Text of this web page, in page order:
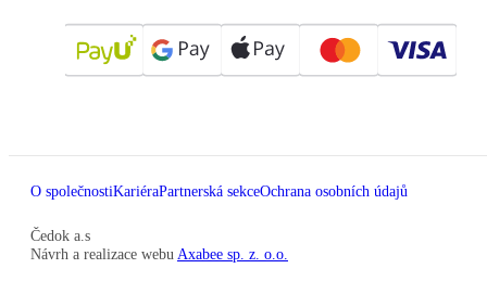
O společnostiKariéraPartnerská sekceOchrana osobních údajů
Čedok a.s
Návrh a realizace webu Axabee sp. z. o.o.